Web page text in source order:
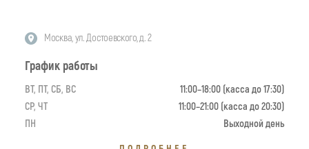
Москва, ул. Достоевского, д. 2
График работы
ВТ, ПТ, СБ, ВС
11:00–18:00 (касса до 17:30)
СР, ЧТ
11:00–21:00 (касса до 20:30)
ПН
Выходной день